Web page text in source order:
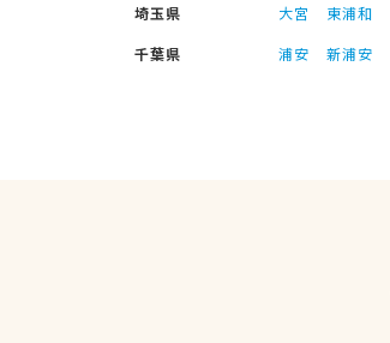
埼玉県
大宮 東浦和
千葉県
浦安 新浦安